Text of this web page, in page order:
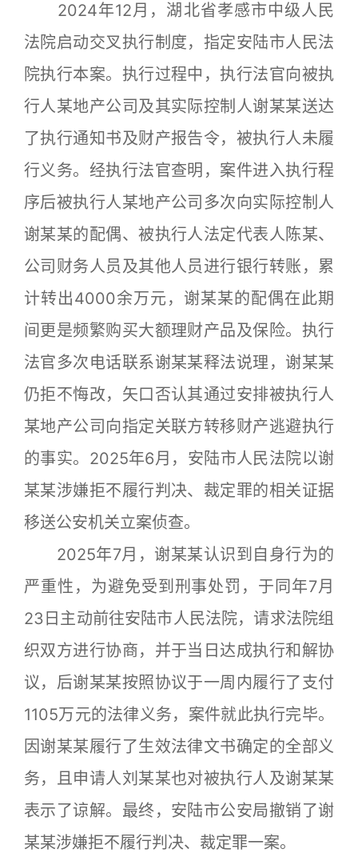
2024年12月，湖北省孝感市中级人民
法院启动交叉执行制度，指定安陆市人民法
院执行本案。执行过程中，执行法官向被执
行人某地产公司及其实际控制人谢某某送达
了执行通知书及财产报告令，被执行人未履
行义务。经执行法官查明，案件进入执行程
序后被执行人某地产公司多次向实际控制人
谢某某的配偶、被执行人法定代表人陈某、
公司财务人员及其他人员进行银行转账，累
计转出4000余万元，谢某某的配偶在此期
间更是频繁购买大额理财产品及保险。执行
法官多次电话联系谢某某释法说理，谢某某
仍拒不悔改，矢口否认其通过安排被执行人
某地产公司向指定关联方转移财产逃避执行
的事实。2025年6月，安陆市人民法院以谢
某某涉嫌拒不履行判决、裁定罪的相关证据
移送公安机关立案侦查。
2025年7月，谢某某认识到自身行为的
严重性，为避免受到刑事处罚，于同年7月
23日主动前往安陆市人民法院，请求法院组
织双方进行协商，并于当日达成执行和解协
议，后谢某某按照协议于一周内履行了支付
1105万元的法律义务，案件就此执行完毕。
因谢某某履行了生效法律文书确定的全部义
务，且申请人刘某某也对被执行人及谢某某
表示了谅解。最终，安陆市公安局撤销了谢
某某涉嫌拒不履行判决、裁定罪一案。